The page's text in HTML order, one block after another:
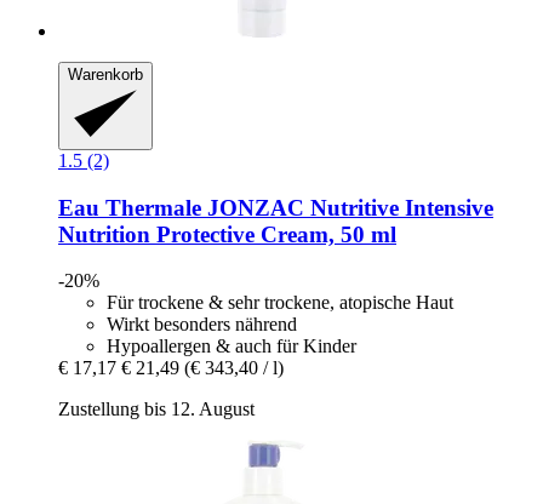
Warenkorb
1.5 (2)
Eau Thermale JONZAC Nutritive Intensive
Nutrition Protective Cream, 50 ml
-20%
Für trockene & sehr trockene, atopische Haut
Wirkt besonders nährend
Hypoallergen & auch für Kinder
€ 17,17 € 21,49 (€ 343,40 / l)
Zustellung bis 12. August